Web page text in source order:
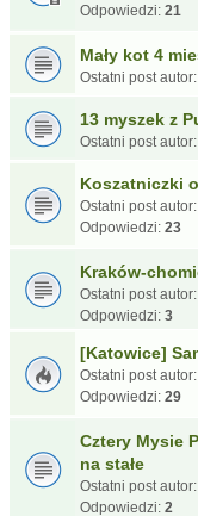
Odpowiedzi: 21
Mały kot 4
Ostatni post autor:
13 myszek z
Ostatni post autor:
Koszatniczki
Ostatni post autor:
Odpowiedzi: 23
Kraków-
Ostatni post autor:
Odpowiedzi: 3
[Katowice]
Ostatni post autor:
Odpowiedzi: 29
Cztery Mysie
na stałe
Ostatni post autor:
Odpowiedzi: 2